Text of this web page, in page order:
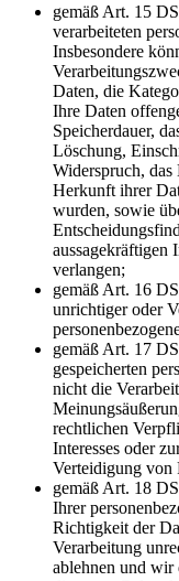
gemäß Art. 15
verarbeiteten
Insbesondere
Daten, die
Ihre Daten
Speicherdauer,
Löschung,
Widerspruch, das
Herkunft ihrer
wurden, sowie
aussagekräftigen
verlangen;
gemäß Art. 16
unrichtiger oder
gemäß Art. 17
gespeicherten
nicht die
rechtlichen
Interesses oder
Verteidigung von
gemäß Art. 18
Ihrer
Richtigkeit der
Verarbeitung
ablehnen und wir